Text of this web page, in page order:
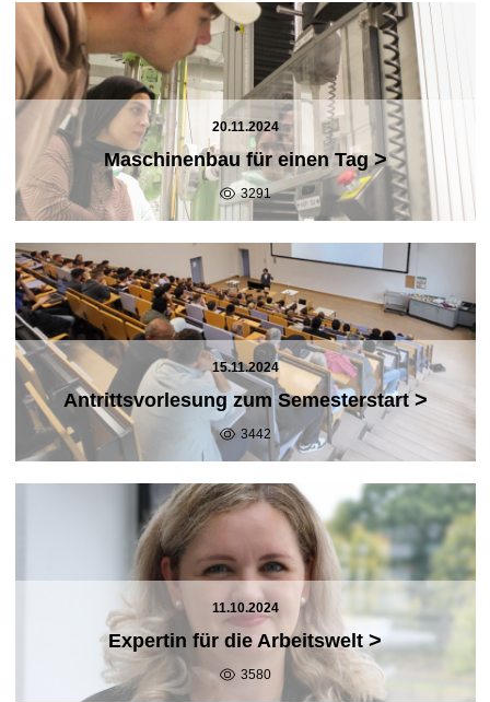
20.11.2024
Maschinenbau für einen Tag>
3291
15.11.2024
Antrittsvorlesung zum Semesterstart >
3442
11.10.2024
Expertin für die Arbeitswelt>
3580